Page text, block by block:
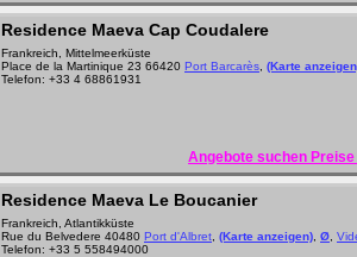
Residence Maeva Cap Coudalere
Frankreich, Mittelmeerküste
Place de la Martinique 23 66420 Port Barcarès (Karte
Telefon: +33 4 68861931
Angebote suchen
Residence Maeva Le Boucanier
Frankreich, Atlantikküste
Rue du Belvedere 40480 Port d'Albret (Karte anzeigen) Ø
Telefon: +33 5 558494000